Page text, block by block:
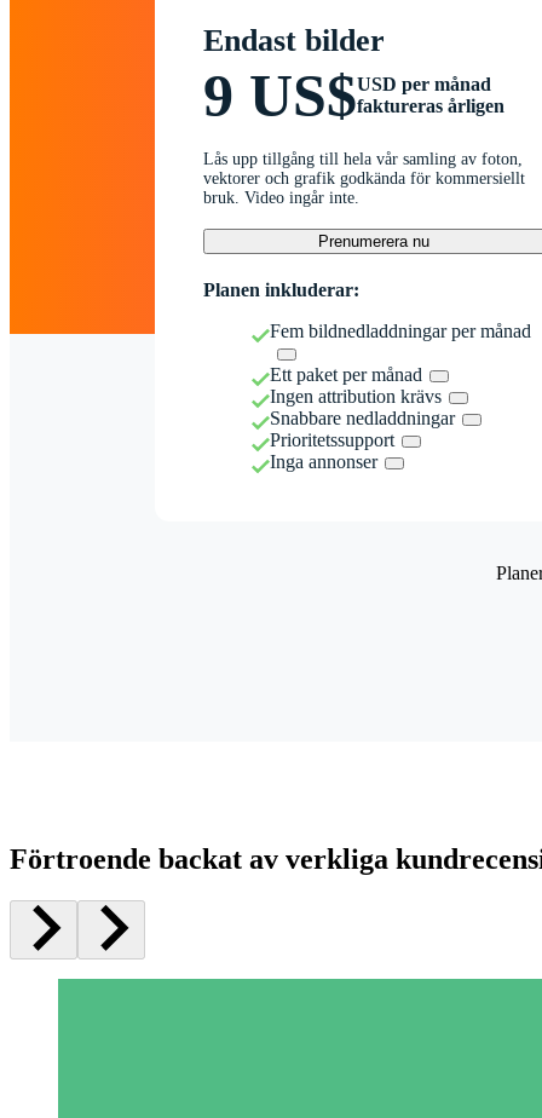
Endast bilder
9 US$USD per månad
faktureras årligen
Lås upp tillgång till hela vår samling av foton,
vektorer och grafik godkända för kommersiellt
bruk. Video ingår inte.
Prenumerera nu
Planen inkluderar:
Fem bildnedladdningar per månad
Ett paket per månad
Ingen attribution krävs
Snabbare nedladdningar
Prioritetssupport
Inga annonser
Förtroende backat av verkliga